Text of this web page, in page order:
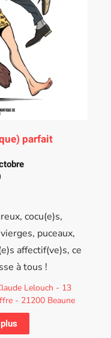
parfait
cocu(e)s,
puceaux,
affectif(ve)s, ce
à tous !
Lelouch - 13
- 21200 Beaune